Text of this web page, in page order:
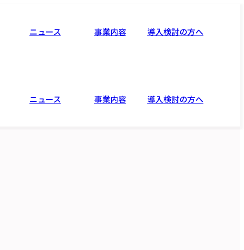
ニュース 事業内容 導入検討の方へ
ニュース 事業内容 導入検討の方へ